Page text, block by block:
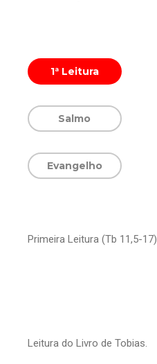
1ª Leitura
Salmo
Evangelho
Primeira Leitura (Tb 11,5-17)
Leitura do Livro de Tobias.